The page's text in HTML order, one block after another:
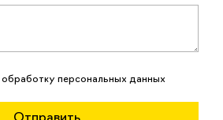
персональных данных